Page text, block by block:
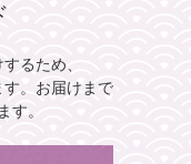
るため、
。 お届けまで
す。